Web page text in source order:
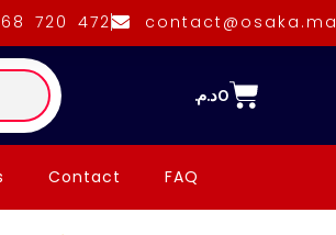
720 472 contact@osaka.ma
0د.م.
Contact FAQ